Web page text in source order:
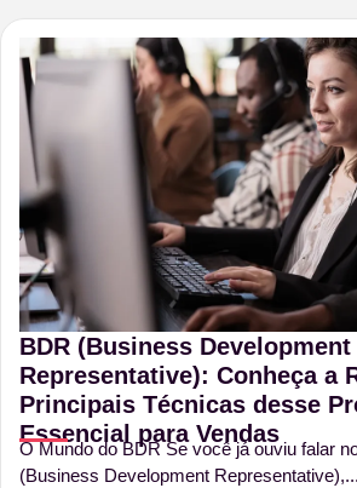
BDR (Business Development
Representative): Conheça a
Principais Técnicas desse
Essencial para Vendas
O Mundo do BDR Se você já ouviu falar
(Business Development Representative),...